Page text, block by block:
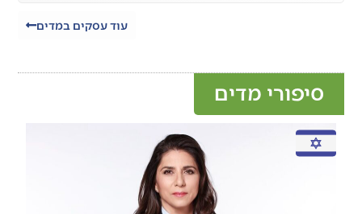
עוד עסקים במדים
סיפורי מדים